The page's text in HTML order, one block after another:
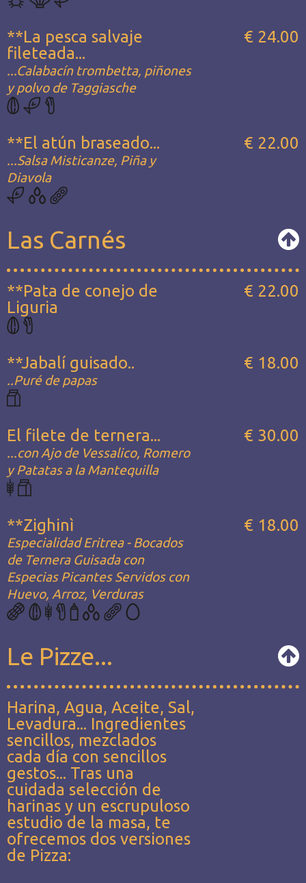
**La pesca salvaje
fileteada...
...Calabacín trombetta, piñones
y polvo de Taggiasche
€ 24.00
**El atún braseado...
...Salsa Misticanze, Piña y
Diavola
€ 22.00
Las Carnés
**Pata de conejo de
Liguria
€ 22.00
**Jabalí guisado..
..Puré de papas
€ 18.00
El filete de ternera...
...con Ajo de Vessalico, Romero
y Patatas a la Mantequilla
€ 30.00
**Zighinì
Especialidad Eritrea - Bocados
de Ternera Guisada con
Especias Picantes Servidos con
Huevo, Arroz, Verduras
€ 18.00
Le Pizze...
Harina, Agua, Aceite, Sal,
Levadura... Ingredientes
sencillos, mezclados
cada día con sencillos
gestos... Tras una
cuidada selección de
harinas y un escrupuloso
estudio de la masa, te
ofrecemos dos versiones
de Pizza: